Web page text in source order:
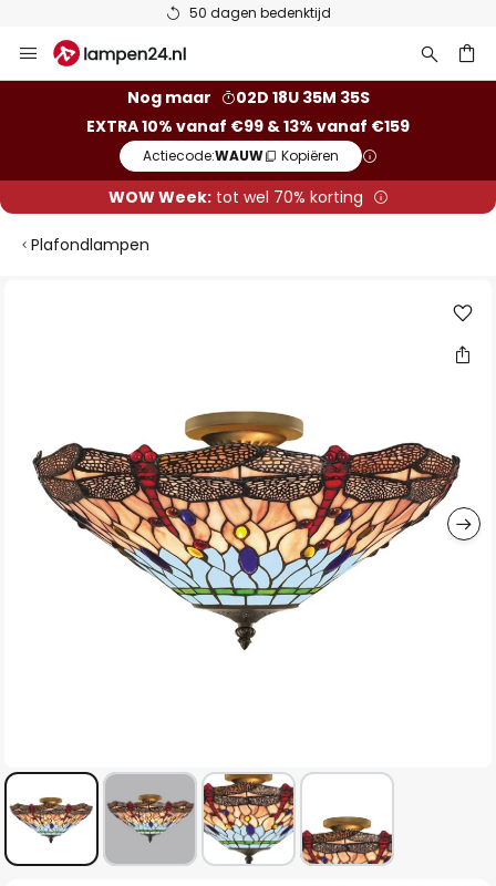
50 dagen bedenktijd
naar
Nog maar
02D 18U 35M 35S
EXTRA 10% vanaf €99 & 13% vanaf €159
Actiecode:WAUW Kopiëren
WOW Week:tot wel 70% korting
Plafondlampen
afbeeldingen-
gallerij